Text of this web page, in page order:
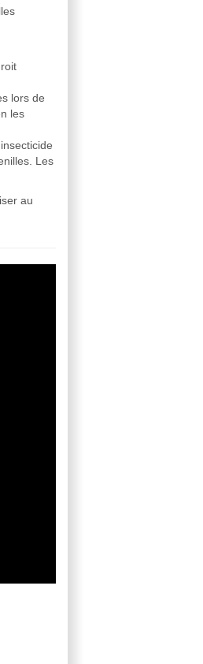
lors de
les
Les
au